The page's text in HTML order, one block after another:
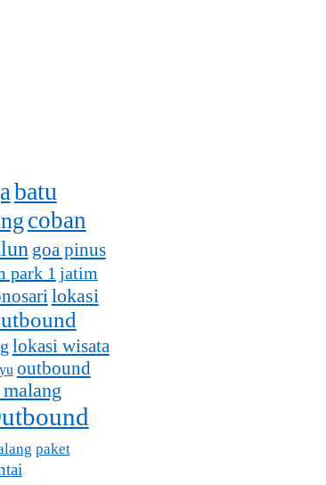
batu
coban
goa pinus
park 1 jatim
lokasi
lokasi wisata
outbound
paket